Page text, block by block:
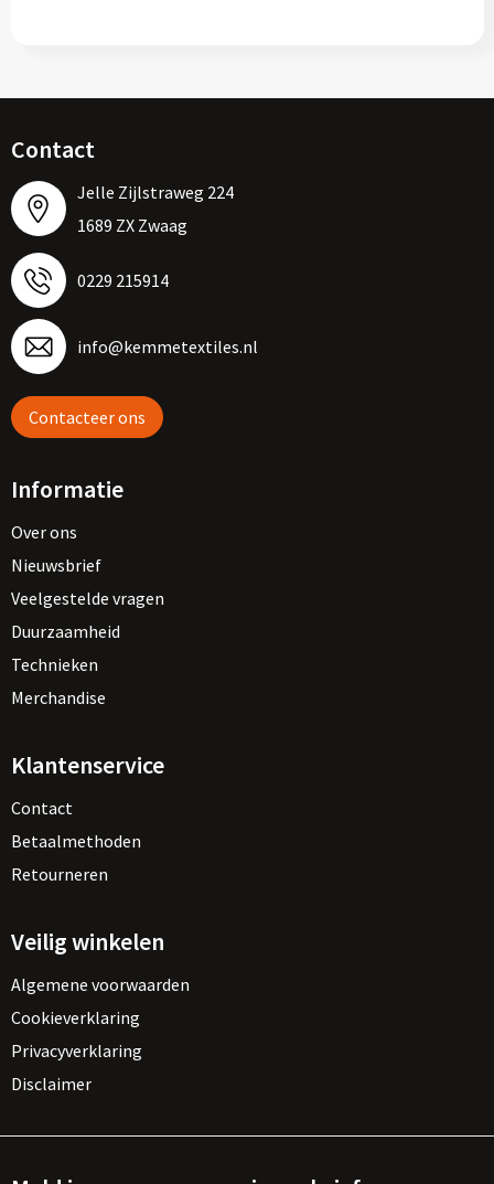
Contact
Jelle Zijlstraweg 224
1689 ZX Zwaag
0229 215914
info@kemmetextiles.nl
Contacteer ons
Informatie
Over ons
Nieuwsbrief
Veelgestelde vragen
Duurzaamheid
Technieken
Merchandise
Klantenservice
Contact
Betaalmethoden
Retourneren
Veilig winkelen
Algemene voorwaarden
Cookieverklaring
Privacyverklaring
Disclaimer